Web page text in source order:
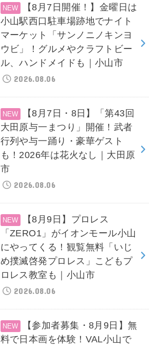
【8月7日開催！】金曜日は
小山駅西口駐車場跡地でナイト
マーケット「サンノニノキンヨ
ウビ」！グルメやクラフトビー
ル、ハンドメイドも｜小山市
2026.08.06
【8月7日・8日】「第43回
大田原与一まつり」開催！武者
行列や与一踊り・豪華ゲスト
も！2026年は花火なし｜大田原
市
2026.08.06
【8月9日】プロレス
「ZERO1」がイオンモール小山
にやってくる！観覧無料「いじ
め撲滅啓発プロレス」こどもプ
ロレス教室も｜小山市
2026.08.06
【参加者募集・8月9日】無
料で日本画を体験！VAL小山で